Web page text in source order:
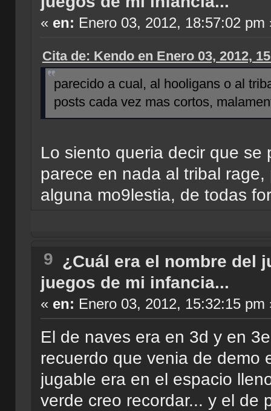
« en: Enero 03, 2012, 18:57:02 pm
Cita de: Kendo en Enero 03, 2012,
parecido a cual, al hooligans o al
posts cada vez mas cortos,
Lo siento queria decir que se
parece en nada al tribal
alguna mo9lestia, de todas
9 ¿Cuál era el nombre del
juegos de mi infancia...
« en: Enero 03, 2012, 15:32:15 pm
El de naves era en 3d y en
recuerdo que venia de demo
jugable era en el espacio
verde creo recordar... y el de